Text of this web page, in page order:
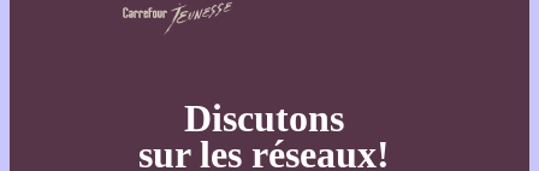
Discutons
sur les réseaux!